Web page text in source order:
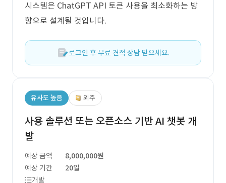
시스템은 ChatGPT API 토큰 사용을 최소화하는 방
향으로 설계될 것입니다.
로그인 후 무료 견적 상담 받으세요.
유사도 높음 외주
사용 솔루션 또는 오픈소스 기반 AI 챗봇 개
발
예상 금액
8,000,000원
예상 기간
20일
개발